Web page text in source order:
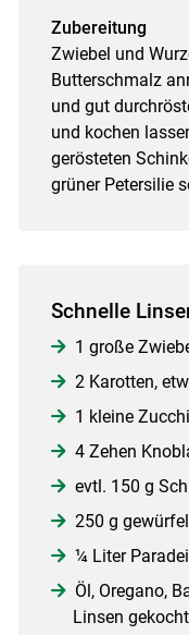
Zubereitung
Zwiebel und
Butterschmalz
und gut
und kochen
gerösteten
grüner Petersilie
Schnelle
1 große
2 Karotten,
1 kleine
4 Zehen
evtl. 150 g
250 g
¼ Liter
Öl, Oregano,
Linsen gekocht